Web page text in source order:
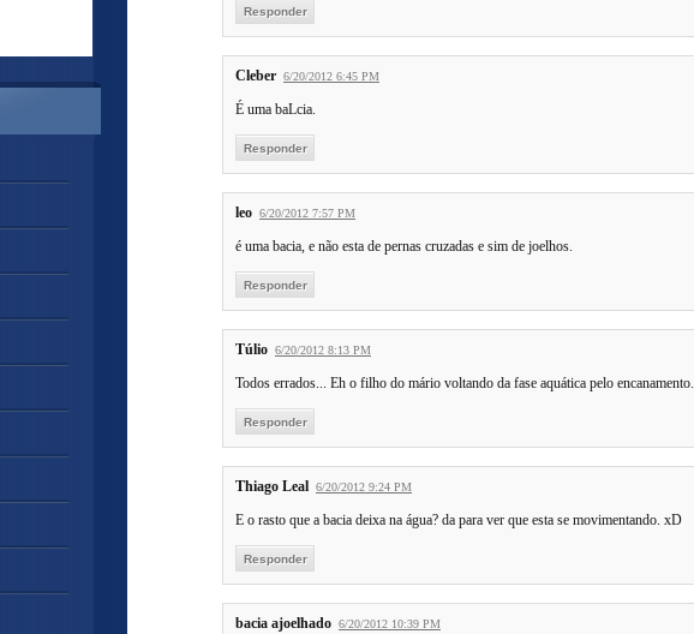
Responder
Cleber 6/20/2012 6:45 PM
É uma baLcia.
Responder
leo 6/20/2012 7:57 PM
é uma bacia, e não esta de pernas cruzadas e sim de joelhos.
Responder
Túlio 6/20/2012 8:13 PM
Todos errados... Eh o filho do mário voltando da fase aquática pelo encanamento.
Responder
Thiago Leal 6/20/2012 9:24 PM
E o rasto que a bacia deixa na água? da para ver que esta se movimentando. xD
Responder
bacia ajoelhado 6/20/2012 10:39 PM